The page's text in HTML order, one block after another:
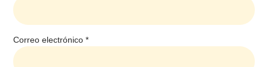
Correo electrónico*